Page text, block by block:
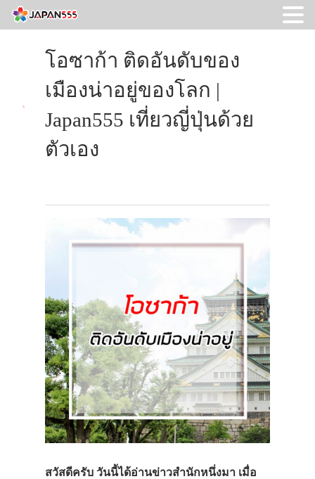
โอซาก้า ติดอันดับของ
เมืองน่าอยู่ของโลก |
Japan555 เที่ยวญี่ปุ่นด้วย
ตัวเอง
สวัสดีครับ วันนี้ได้อ่านข่าวสำนักหนึ่งมา เมื่อ